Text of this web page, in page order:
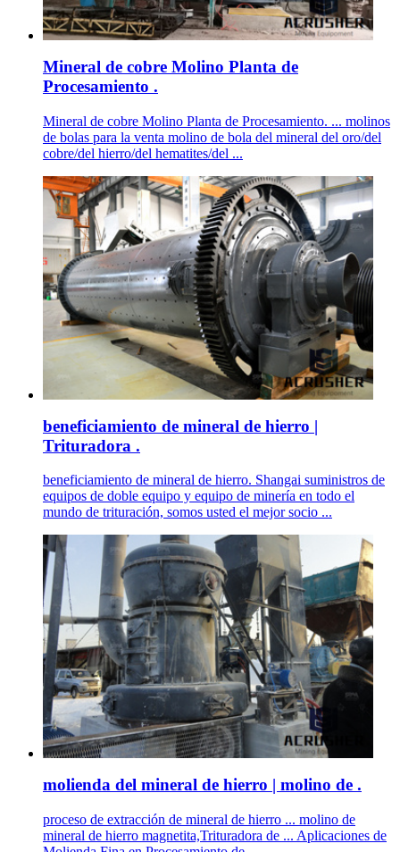
Mineral de cobre Molino Planta de
Procesamiento .
Mineral de cobre Molino Planta de Procesamiento. ... molinos
de bolas para la venta molino de bola del mineral del oro/del
cobre/del hierro/del hematites/del ...
beneficiamiento de mineral de hierro |
Trituradora .
beneficiamiento de mineral de hierro. Shangai suministros de
equipos de doble equipo y equipo de minería en todo el
mundo de trituración, somos usted el mejor socio ...
molienda del mineral de hierro | molino de .
proceso de extracción de mineral de hierro ... molino de
mineral de hierro magnetita,Trituradora de ... Aplicaciones de